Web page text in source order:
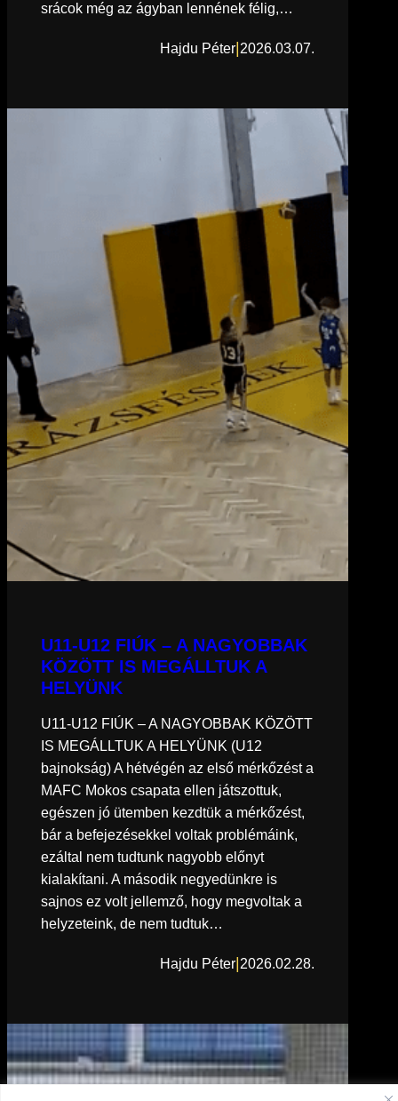
srácok még az ágyban lennének félig,…
Hajdu Péter 2026.03.07.
U11-U12 FIÚK – A NAGYOBBAK
KÖZÖTT IS MEGÁLLTUK A
HELYÜNK
U11-U12 FIÚK – A NAGYOBBAK KÖZÖTT
IS MEGÁLLTUK A HELYÜNK (U12
bajnokság) A hétvégén az első mérkőzést a
MAFC Mokos csapata ellen játszottuk,
egészen jó ütemben kezdtük a mérkőzést,
bár a befejezésekkel voltak problémáink,
ezáltal nem tudtunk nagyobb előnyt
kialakítani. A második negyedünkre is
sajnos ez volt jellemző, hogy megvoltak a
helyzeteink, de nem tudtuk…
Hajdu Péter 2026.02.28.